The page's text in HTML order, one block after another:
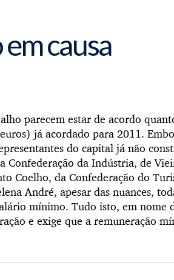
causa
parecem estar de acordo
já acordado para 2011.
do capital já não
Confederação da Indústria, de
Coelho, da Confederação do
André, apesar das nuances,
mínimo. Tudo isto, em nome
e exige que a remuneração